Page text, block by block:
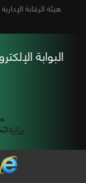
هيئة الرقابة الإدارية
البوابة